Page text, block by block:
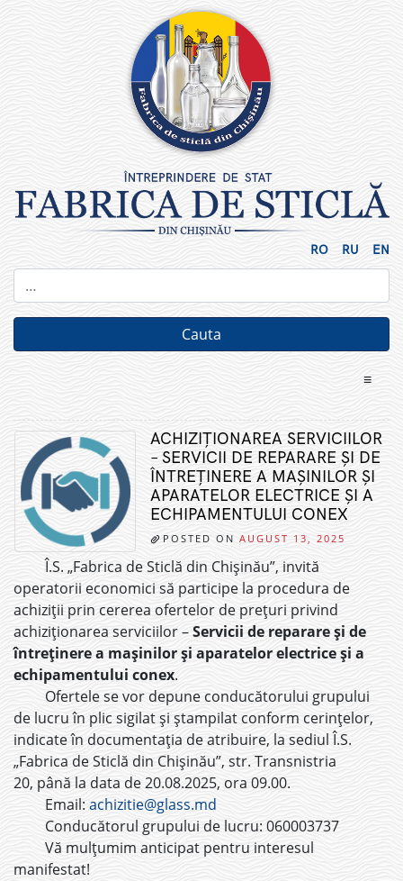
RO RU EN
≡
ACHIZIȚIONAREA SERVICIILOR
– SERVICII DE REPARARE ŞI DE
ÎNTREŢINERE A MAŞINILOR ŞI
APARATELOR ELECTRICE ŞI A
ECHIPAMENTULUI CONEX
POSTED ON AUGUST 13, 2025
Î.S. „Fabrica de Sticlă din Chișinău”, invită
operatorii economici să participe la procedura de
achiziții prin cererea ofertelor de prețuri privind
achiziționarea serviciilor –Servicii de reparare şi de
întreţinere a maşinilor şi aparatelor electrice şi a
echipamentului conex.
Ofertele se vor depune conducătorului grupului
de lucru în plic sigilat și ștampilat conform cerințelor,
indicate în documentația de atribuire, la sediul Î.S.
„Fabrica de Sticlă din Chișinău”, str. Transnistria
20, până la data de 20.08.2025, ora 09.00.
Email:achizitie@glass.md
Conducătorul grupului de lucru: 060003737
Vă mulțumim anticipat pentru interesul
manifestat!